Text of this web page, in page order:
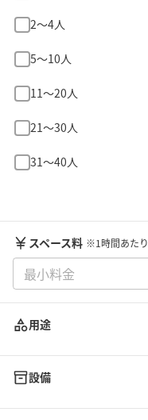
2〜4人
5〜10人
11〜20人
21〜30人
31〜40人
スペース料 ※1時間あたり
用途
設備